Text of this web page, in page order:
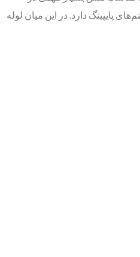
پایپینگ دارد. در این میان لوله